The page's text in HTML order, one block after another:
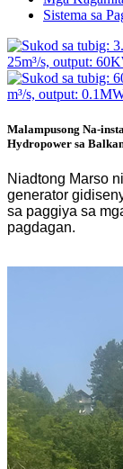
Sistema sa
Malampusong Na-
Hydropower sa
Niadtong Marso
generator
sa paggiya sa
pagdagan.